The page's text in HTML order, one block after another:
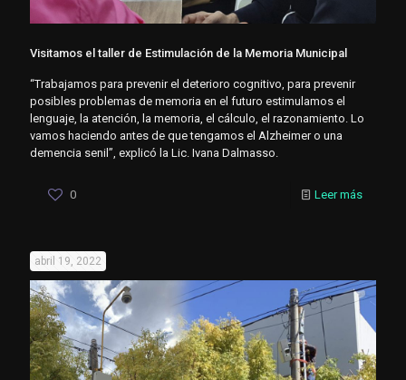
Visitamos el taller de Estimulación de la Memoria Municipal
“Trabajamos para prevenir el deterioro cognitivo, para prevenir
posibles problemas de memoria en el futuro estimulamos el
lenguaje, la atención, la memoria, el cálculo, el razonamiento. Lo
vamos haciendo antes de que tengamos el Alzheimer o una
demencia senil”, explicó la Lic. Ivana Dalmasso.
0 Leer más
abril 19, 2022